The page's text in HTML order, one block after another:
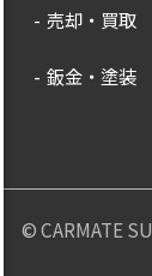
売却・買取
鈑金・塗装
© CARMATE